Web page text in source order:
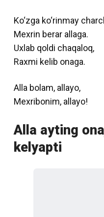
Ko‘zga ko‘rinmay
Mexrin berar allaga.
Uxlab qoldi chaqaloq,
Raxmi kelib onaga.
Аlla bolam, allayo,
Mexribonim, allayo!
Alla ayting
kelyapti